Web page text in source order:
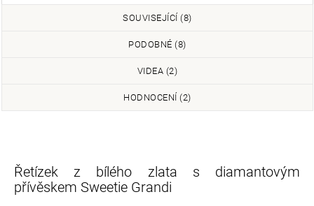
SOUVISEJÍCÍ (8)
PODOBNÉ (8)
VIDEA (2)
HODNOCENÍ (2)
Řetízek z bílého zlata s diamantovým
přívěskem Sweetie Grandi